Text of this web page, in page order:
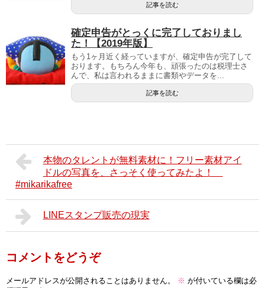
記事を読む
確定申告がとっくに完了しておりまし
た！【2019年版】
もう1ヶ月近く経っていますが、確定申告が完了して
おります。もちろん今年も、頑張ったのは税理士さ
んで、私は言われるままに書類やデータを...
記事を読む
本物のタレントが無料素材に！フリー素材アイ
ドルの写真を、さっそく使ってみたよ！
#mikarikafree
LINEスタンプ販売の現実
コメントをどうぞ
メールアドレスが公開されることはありません。 ※ が付いている欄は必